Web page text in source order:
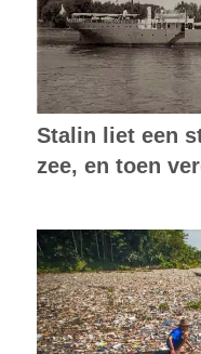
Stalin liet een
zee, en toen